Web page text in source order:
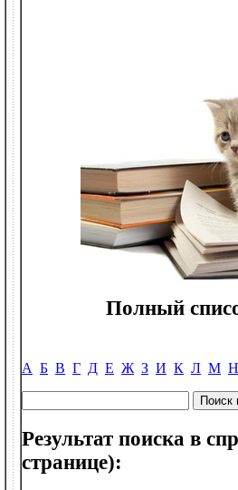
Полный
А Б В Г Д Е Ж З И К Л М Н
Результат поиска в
странице):